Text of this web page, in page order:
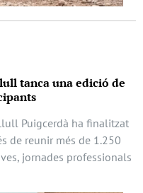
tanca una edició de
Puigcerdà ha finalitzat
de reunir més de 1.250
jornades professionals